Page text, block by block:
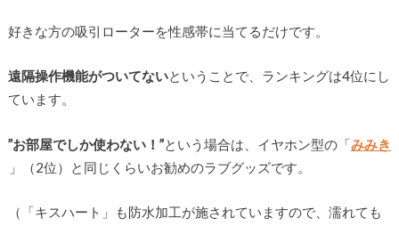
好きな方の吸引ローターを性感帯に当てるだけです。
遠隔操作機能がついてないということで、ランキングは4位にし
ています。
”お部屋でしか使わない！”という場合は、イヤホン型の「みみき
」（2位）と同じくらいお勧めのラブグッズです。
（「キスハート」も防水加工が施されていますので、濡れても